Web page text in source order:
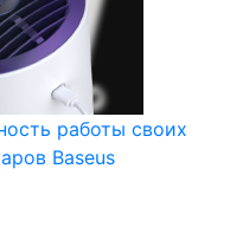
работы своих
Baseus